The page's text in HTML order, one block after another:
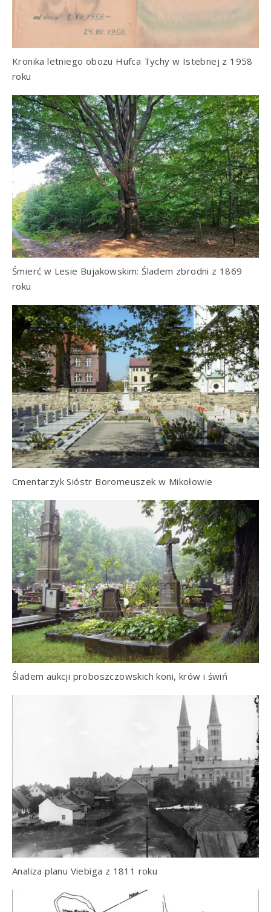
Kronika letniego obozu Hufca Tychy w Istebnej z 1958
roku
Śmierć w Lesie Bujakowskim: Śladem zbrodni z 1869
roku
Cmentarzyk Sióstr Boromeuszek w Mikołowie
Śladem aukcji proboszczowskich koni, krów i świń
Analiza planu Viebiga z 1811 roku